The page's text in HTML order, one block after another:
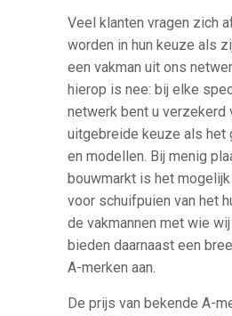
Veel klanten vragen zich
worden in hun keuze als
een vakman uit ons
hierop is nee: bij elke
netwerk bent u verzekerd
uitgebreide keuze als het
en modellen. Bij menig
bouwmarkt is het
voor schuifpuien van het
de vakmannen met wie
bieden daarnaast een
A-merken aan.
De prijs van bekende A-